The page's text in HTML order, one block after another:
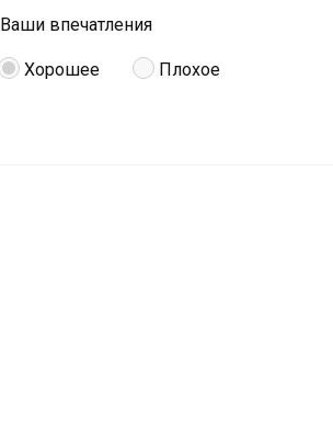
Ваши впечатления
Хорошее Плохое